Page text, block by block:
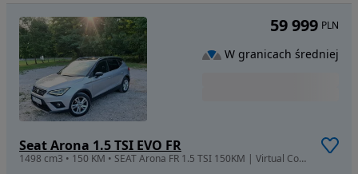
Seat Arona 1.5 TSI EVO FR
1498 cm3 • 150 KM • SEAT Arona FR 1.5 TSI 150KM | Virtual Cockpit | Full LED | Hak
59 999 PLN
W granicach średniej